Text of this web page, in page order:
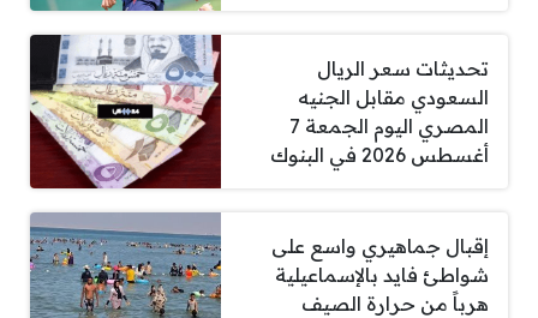
تحديثات سعر الريال
السعودي مقابل الجنيه
المصري اليوم الجمعة 7
أغسطس 2026 في البنوك
إقبال جماهيري واسع على
شواطئ فايد بالإسماعيلية
هرباً من حرارة الصيف